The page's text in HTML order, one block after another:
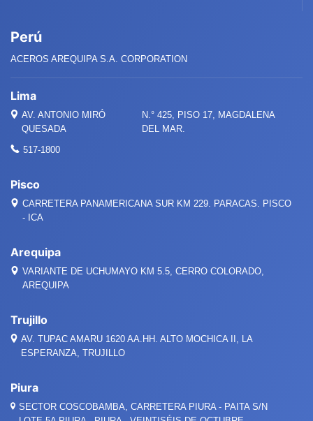
Perú
ACEROS AREQUIPA S.A. CORPORATION
Lima
AV. ANTONIO MIRÓ
QUESADA
N.° 425, PISO 17, MAGDALENA
DEL MAR.
517-1800
Pisco
CARRETERA PANAMERICANA SUR KM 229. PARACAS. PISCO
- ICA
Arequipa
VARIANTE DE UCHUMAYO KM 5.5, CERRO COLORADO,
AREQUIPA
Trujillo
AV. TUPAC AMARU 1620 AA.HH. ALTO MOCHICA II, LA
ESPERANZA, TRUJILLO
Piura
SECTOR COSCOBAMBA, CARRETERA PIURA - PAITA S/N